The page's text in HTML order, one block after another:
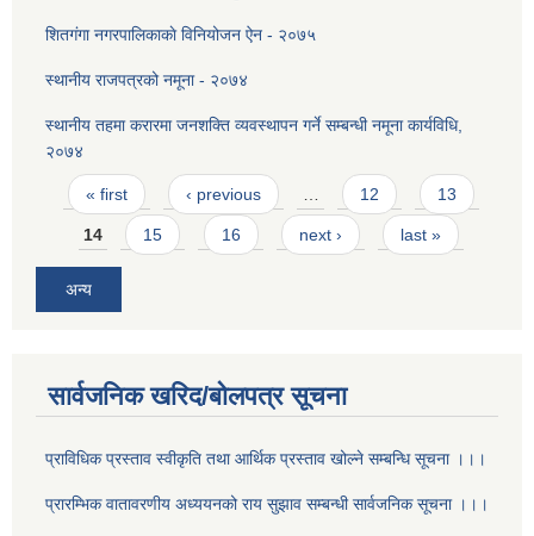
शितग‌ंगा नगरपालिकाकाे विनियोजन ऐन - २०७५
स्थानीय राजपत्रको नमूना - २०७४
स्थानीय तहमा करारमा जनशक्ति व्यवस्थापन गर्ने सम्बन्धी नमूना कार्यविधि,
२०७४
Pages
« first ‹ previous 12 13
14 15 16 next › last »
अन्य
सार्वजनिक खरिद/बोलपत्र सूचना
प्राविधिक प्रस्ताव स्वीकृति तथा आर्थिक प्रस्ताव खोल्ने सम्बन्धि सूचना ।।।
प्रारम्भिक वातावरणीय अध्ययनको राय सुझाव सम्बन्धी सार्वजनिक सूचना ।।।